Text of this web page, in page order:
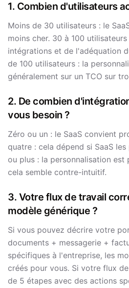
1. Combien d'utilisateurs
Moins de 30 utilisateurs : le
moins cher. 30 à 100
intégrations et de l'adéquation
de 100 utilisateurs : la
généralement sur un TCO sur
2. De combien
vous besoin ?
Zéro ou un : le SaaS convient
quatre : cela dépend si SaaS
ou plus : la personnalisation est
cela semble contre-intuitif.
3. Votre flux de travail
modèle générique ?
Si vous pouvez décrire votre
documents + messagerie +
spécifiques à l'entreprise, les
créés pour vous. Si votre flux
de 5 étapes avec des actions